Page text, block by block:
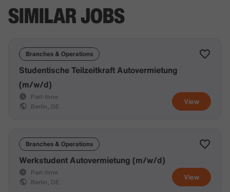
SIMILAR JOBS
Branches & Operations
View
Studentische Teilzeitkraft Autovermietung
(m/w/d)
Part-time
Berlin, DE
Branches & Operations
View
Werkstudent Autovermietung (m/w/d)
Part-time
Berlin, DE